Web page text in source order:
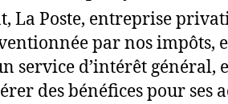
La Poste, entreprise
par nos impôts,
service d’intérêt général,
des bénéfices pour ses